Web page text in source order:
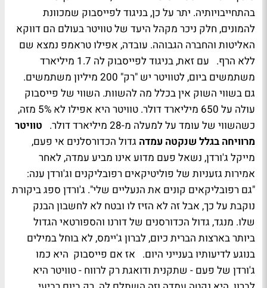
בהתחייבויותיה. יתר על כן, בניגוד לפייסבוק שמכוונת
להמונים, חלק ניכר מקהל היעד של טוויטר בעולם הם דווקא
האליטות והחברה הגבוהה. עובדה, אפילו טראמפ נמצא שם
ללא הרף. עם זאת, בניגוד לפייסבוק לה 1.7 מיליארד
משתמשים ביום, לטוויטר יש "רק" 200 מיליון משתמשים.
גם בשווי השוק אין בכלל מה להשוות. השווי של פייסבוק
עולה על 650 מיליארד דולר. טוויטר היא אפילו לא 5% מזה,
כשהשווי של עומד על למעלה מ-28 מיליארד דולר.
טוויטר
מרוויחה בגלל שנקטה עמדה גדול הכדורסלנים אי פעם,
מייקל ג'ורדן, נשאל פעם מדוע אינו מביע עמדה, לאחר
אמירות גזעניות של פוליטיקאים רפובליקנים וג'ורדן ענה:
"גם רפובליקאים קונים את הנעליים שלי". ג'ורדן ספג ביקורת
נוקבת על כך, אבל זה לא הזיז לו ובטח לא לחשבון הבנק
שלו. מנגד, גדול הכדורסנים של דורנו והספורטאי הגדול
ביותר בארצות הברית כיום, לברון ג'יימס, לא בוחל במילים
בנוגע לדיעותיו בענייני היום. אז אם פייסבוק היא כמו
ג'ורדן של פעם - שתקנית ודואגת רק לרווח - טוויטר היא